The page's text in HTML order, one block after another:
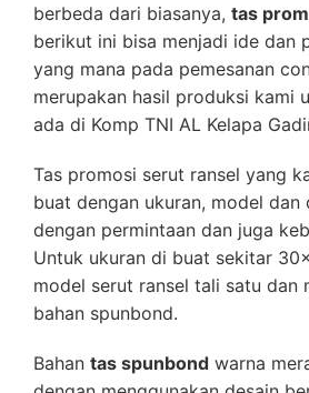
berbeda dari biasanya, tas
berikut ini bisa menjadi ide dan
yang mana pada pemesanan
merupakan hasil produksi kami
ada di Komp TNI AL Kelapa
Tas promosi serut ransel yang
buat dengan ukuran, model dan
dengan permintaan dan juga
Untuk ukuran di buat sekitar
model serut ransel tali satu dan
bahan spunbond.
Bahan tas spunbond warna